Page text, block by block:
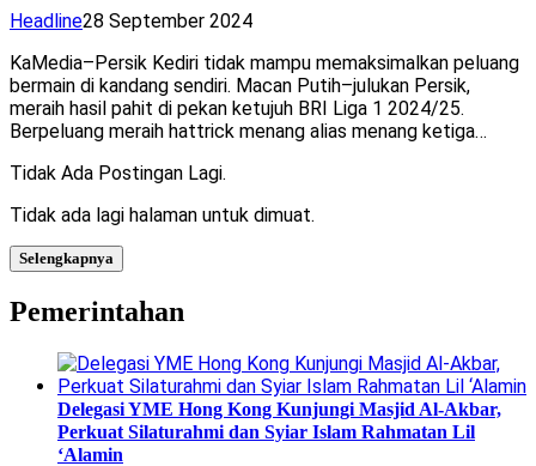
Headline28 September 2024
KaMedia–Persik Kediri tidak mampu memaksimalkan peluang
bermain di kandang sendiri. Macan Putih–julukan Persik,
meraih hasil pahit di pekan ketujuh BRI Liga 1 2024/25.
Berpeluang meraih hattrick menang alias menang ketiga…
Tidak Ada Postingan Lagi.
Tidak ada lagi halaman untuk dimuat.
Selengkapnya
Pemerintahan
Delegasi YME Hong Kong Kunjungi Masjid Al-Akbar,
Perkuat Silaturahmi dan Syiar Islam Rahmatan Lil
‘Alamin